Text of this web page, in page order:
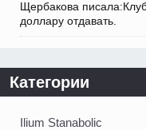
Щербакова
доллару отдавать.
Категории
Ilium Stanabolic